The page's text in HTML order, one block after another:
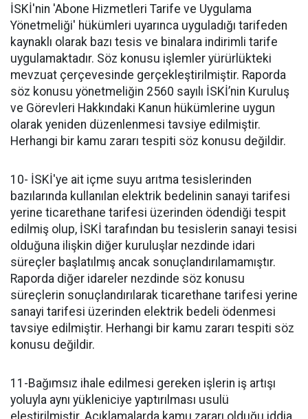
İSKİ'nin 'Abone Hizmetleri Tarife ve Uygulama
Yönetmeliği' hükümleri uyarınca uyguladığı tarifeden
kaynaklı olarak bazı tesis ve binalara indirimli tarife
uygulamaktadır. Söz konusu işlemler yürürlükteki
mevzuat çerçevesinde gerçekleştirilmiştir. Raporda
söz konusu yönetmeliğin 2560 sayılı İSKİ’nin Kuruluş
ve Görevleri Hakkındaki Kanun hükümlerine uygun
olarak yeniden düzenlenmesi tavsiye edilmiştir.
Herhangi bir kamu zararı tespiti söz konusu değildir.
10- İSKİ'ye ait içme suyu arıtma tesislerinden
bazılarında kullanılan elektrik bedelinin sanayi tarifesi
yerine ticarethane tarifesi üzerinden ödendiği tespit
edilmiş olup, İSKİ tarafından bu tesislerin sanayi tesisi
olduğuna ilişkin diğer kuruluşlar nezdinde idari
süreçler başlatılmış ancak sonuçlandırılamamıştır.
Raporda diğer idareler nezdinde söz konusu
süreçlerin sonuçlandırılarak ticarethane tarifesi yerine
sanayi tarifesi üzerinden elektrik bedeli ödenmesi
tavsiye edilmiştir. Herhangi bir kamu zararı tespiti söz
konusu değildir.
11-Bağımsız ihale edilmesi gereken işlerin iş artışı
yoluyla aynı yükleniciye yaptırılması usulü
eleştirilmiştir. Açıklamalarda kamu zararı olduğu iddia